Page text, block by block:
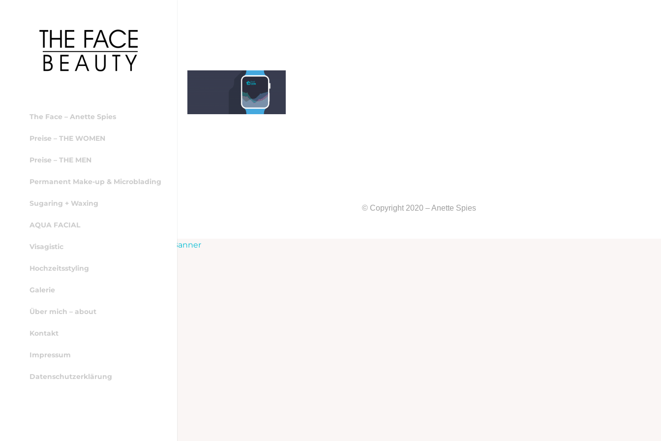
The Face – Anette Spies
Preise – THE WOMEN
Preise – THE MEN
Permanent Make-up & Microblading
Sugaring + Waxing
AQUA FACIAL
Visagistic
Hochzeitsstyling
Galerie
Über mich – about
Kontakt
Impressum
Datenschutzerklärung
© Copyright 2020 – Anette Spies
WordPress Cookie Hinweis von Real Cookie Banner